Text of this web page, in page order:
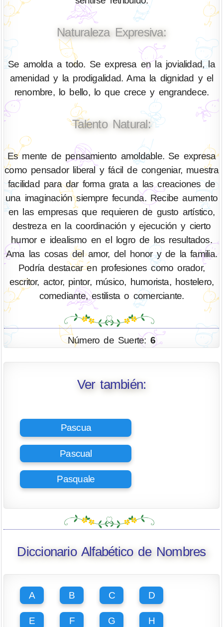
Naturaleza Expresiva:
Se amolda a todo. Se expresa en la jovialidad, la
amenidad y la prodigalidad. Ama la dignidad y el
renombre, lo bello, lo que crece y engrandece.
Talento Natural:
Es mente de pensamiento amoldable. Se expresa
como pensador liberal y fácil de congeniar, muestra
facilidad para dar forma grata a las creaciones de
una imaginación siempre fecunda. Recibe aumento
en las empresas que requieren de gusto artístico,
destreza en la coordinación y ejecución y cierto
humor e idealismo en el logro de los resultados.
Ama las cosas del amor, del honor y de la familia.
Podría destacar en profesiones como orador,
escritor, actor, pintor, músico, humorista, hostelero,
comediante, estilista o comerciante.
Número de Suerte: 6
Ver también:
Pascua
Pascual
Pasquale
Diccionario Alfabético de Nombres
A B C D
E F G H